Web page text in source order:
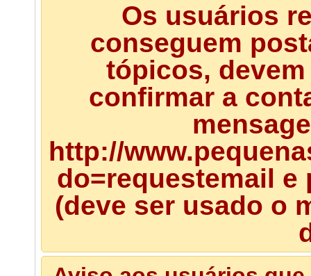
Os usuários
conseguem
tópicos,
confirmar a
http://
do=requestemail
(deve ser usado o